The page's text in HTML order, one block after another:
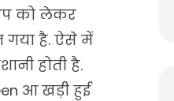
को लेकर
गया है. ऐसे में
होती है.
आ खड़ी हुई